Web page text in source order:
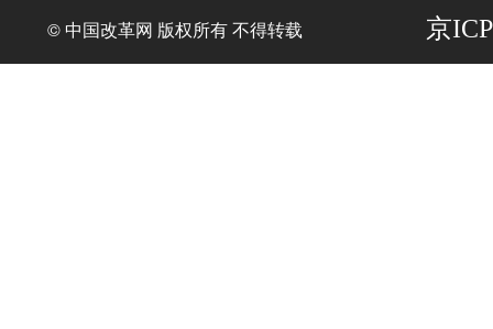
© 中国改革网 版权所有 不得转载 京